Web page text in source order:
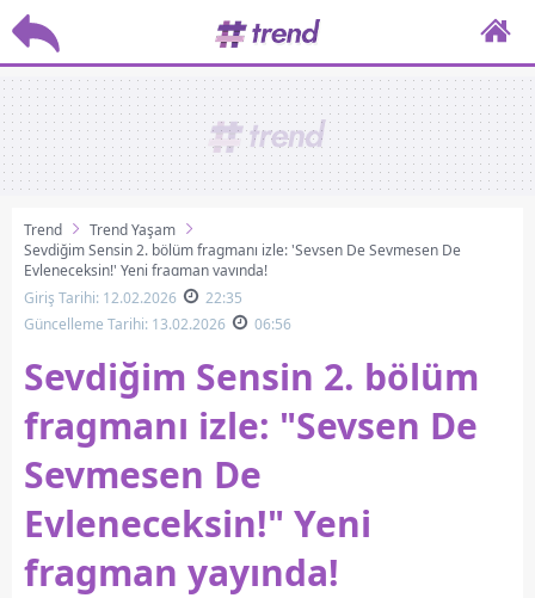
Trend
Trend Yaşam
Sevdiğim Sensin 2. bölüm fragmanı izle: 'Sevsen De Sevmesen De
Evleneceksin!' Yeni fragman yayında!
Giriş Tarihi: 12.02.2026
22:35
Güncelleme Tarihi: 13.02.2026
06:56
Sevdiğim Sensin 2. bölüm
fragmanı izle: "Sevsen De
Sevmesen De
Evleneceksin!" Yeni
fragman yayında!